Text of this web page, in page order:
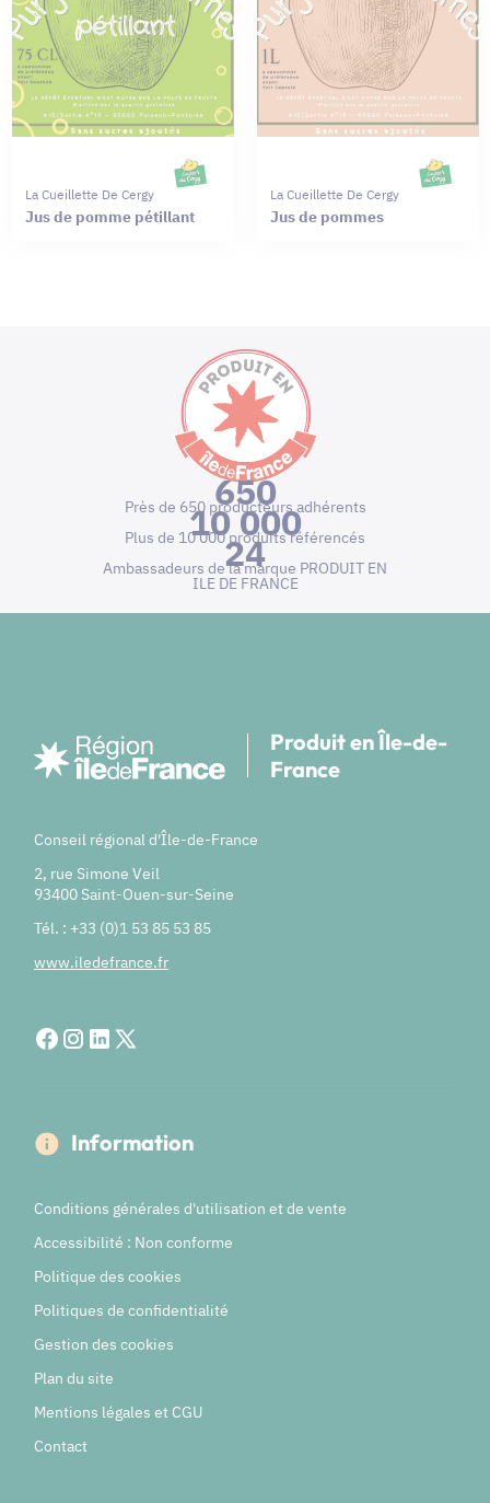
La Cueillette De Cergy
Jus de pomme pétillant
La Cueillette De Cergy
Jus de pommes
650
Près de 650 producteurs adhérents
10 000
Plus de 10 000 produits référencés
24
Ambassadeurs de la marque PRODUIT EN
ILE DE FRANCE
Produit en Île-de-
France
Conseil régional d'Île-de-France
2, rue Simone Veil
93400 Saint-Ouen-sur-Seine
Tél. : +33 (0)1 53 85 53 85
www.iledefrance.fr
Information
Conditions générales d'utilisation et de vente
Accessibilité : Non conforme
Politique des cookies
Politiques de confidentialité
Gestion des cookies
Plan du site
Mentions légales et CGU
Contact